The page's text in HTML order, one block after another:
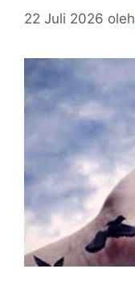
22 Juli 2026 oleh